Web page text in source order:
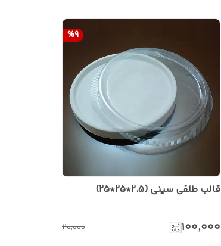
%9
قالب طلقی سینی (2.5*25*25)
۱۰۰٬۰۰۰ ۱۱۰٬۰۰۰